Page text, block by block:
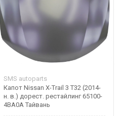
SMS autoparts
Капот Nissan X-Trail 3 Т32 (2014-
н. в.) дорест. рестайлинг 65100-
4BA0A Тайвань